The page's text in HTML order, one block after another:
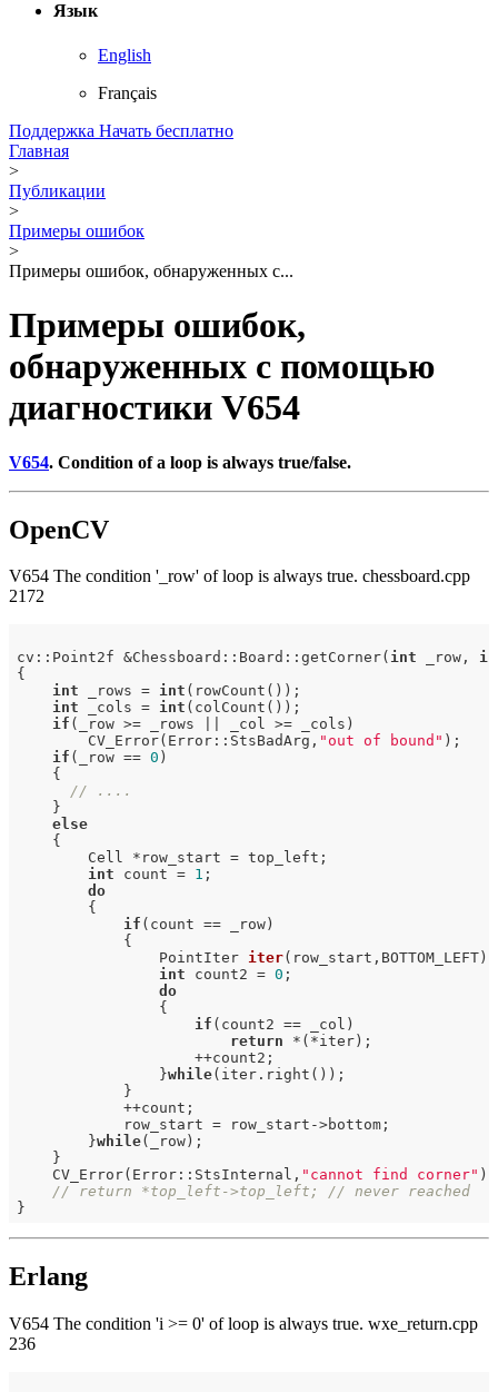
Язык
English
Français
Поддержка Начать бесплатно
Главная
>
Публикации
>
Примеры ошибок
>
Примеры ошибок, обнаруженных с...
Примеры ошибок,
обнаруженных с помощью
диагностики V654
V654. Condition of a loop is always true/false.
OpenCV
V654 The condition '_row' of loop is always true. chessboard.cpp
2172
cv::Point2f &Chessboard::Board::getCorner( int _row,
{
int _rows = int (rowCount());
int _cols = int (colCount());
if (_row >= _rows || _col >= _cols)
        CV_Error(Error::StsBadArg,
"out of bound" );
if (_row == 0 )
    {
// ....
    }
else
    {
        Cell *row_start = top_left;
int count = 1 ;
do
        {
if (count == _row)
            {
PointIter iter(row_start,BOTTOM_LEFT)
int count2 = 0 ;
do
                {
if (count2 == _col)
return *(*iter);
                    ++count2;
                }
while(iter.right());
            }
            ++count;
            row_start = row_start->bottom;
        }
while
    }
    CV_Error(Error::StsInternal,
"cannot find corner" );
// return *top_left->top_left; // never reached
Erlang
V654 The condition 'i >= 0' of loop is always true. wxe_return.cpp
236